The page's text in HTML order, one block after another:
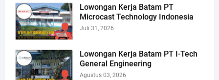
Lowongan Kerja Batam PT
Microcast Technology Indonesia
Juli 31, 2026
Lowongan Kerja Batam PT I-Tech
General Engineering
Agustus 03, 2026